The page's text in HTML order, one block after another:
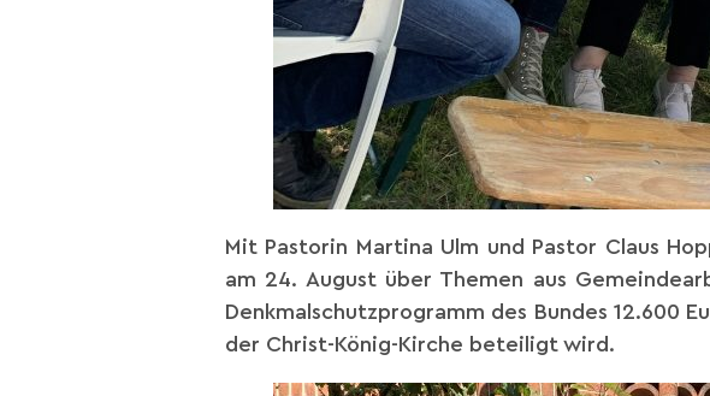
Mit Pastorin Martina Ulm und Pastor Claus
am 24. August über Themen aus
Denkmalschutzprogramm des Bundes 12.600
der Christ-König-Kirche beteiligt wird.